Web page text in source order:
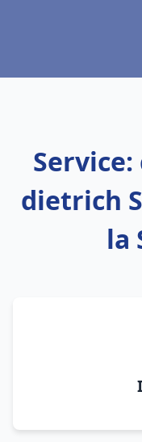
dietrich
la